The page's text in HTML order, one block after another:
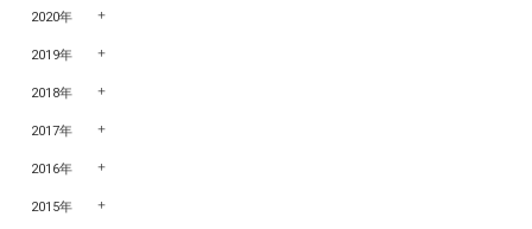
2020年
2019年
2018年
2017年
2016年
2015年